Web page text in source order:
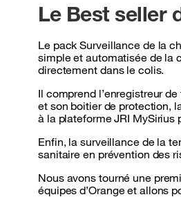
Le Best seller
Le pack Surveillance de la
simple et automatisée de la
directement dans le colis.
Il comprend l’enregistreur
et son boitier de protection,
à la plateforme JRI MySirius
Enfin, la surveillance de la
sanitaire en prévention des
Nous avons tourné une
équipes d’Orange et allons